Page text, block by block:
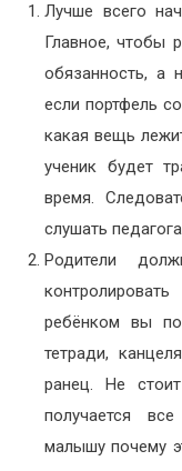
Лучше всего
Главное, чтобы
обязанность,
если портфель
какая вещь
ученик будет
время.
слушать
Родители
ребёнком вы
тетради,
ранец. Не
получается
малышу почему